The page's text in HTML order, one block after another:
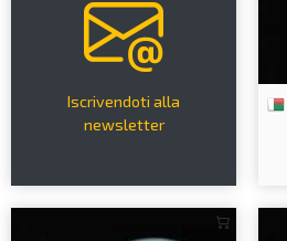
Iscrivendoti alla
newsletter